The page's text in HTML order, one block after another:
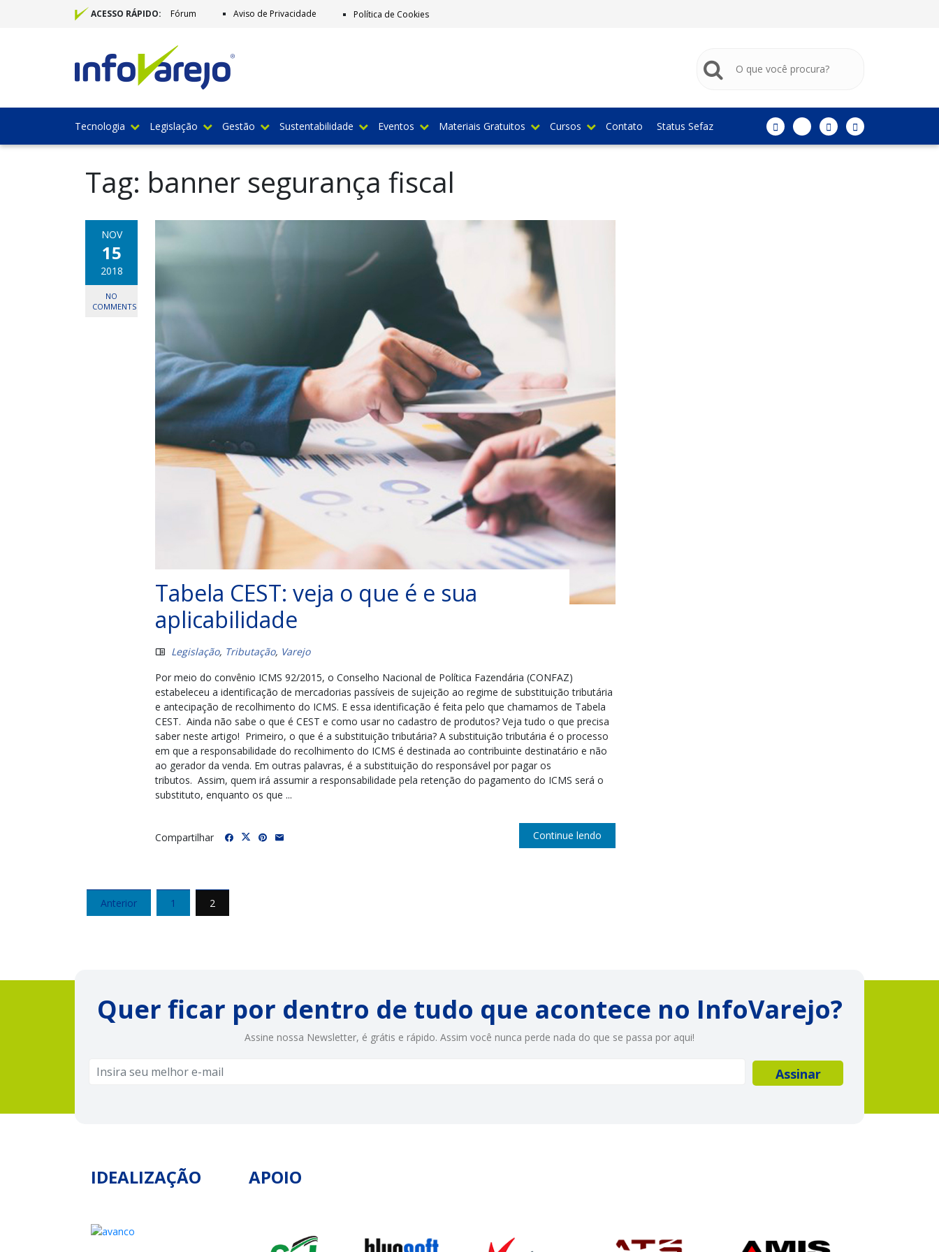
ACESSO RÁPIDO: Fórum Aviso de Privacidade Política de Cookies
Tecnologia Legislação Gestão Sustentabilidade Eventos Materiais Gratuitos Cursos Contato Status Sefaz
Tag: banner segurança fiscal
NOV
15
2018
NO
COMMENTS
Tabela CEST: veja o que é e sua
aplicabilidade
Legislação, Tributação, Varejo
Por meio do convênio ICMS 92/2015, o Conselho Nacional de Política Fazendária (CONFAZ)
estabeleceu a identificação de mercadorias passíveis de sujeição ao regime de substituição tributária
e antecipação de recolhimento do ICMS. E essa identificação é feita pelo que chamamos de Tabela
CEST. Ainda não sabe o que é CEST e como usar no cadastro de produtos? Veja tudo o que precisa
saber neste artigo! Primeiro, o que é a substituição tributária? A substituição tributária é o processo
em que a responsabilidade do recolhimento do ICMS é destinada ao contribuinte destinatário e não
ao gerador da venda. Em outras palavras, é a substituição do responsável por pagar os
tributos. Assim, quem irá assumir a responsabilidade pela retenção do pagamento do ICMS será o
substituto, enquanto os que ...
Continue lendo
Compartilhar
Paginação
de
Anterior 1 2
Quer ficar por dentro de tudo que acontece no InfoVarejo?
Assine nossa Newsletter, é grátis e rápido. Assim você nunca perde nada do que se passa por aqui!
IDEALIZAÇÃO APOIO